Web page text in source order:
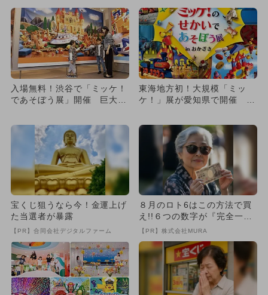
ド...
ーも
入場無料！渋谷で「ミッケ！
であそぼう展」開催 巨大写
東海地方初！大規模「ミッ
ケ！」展が愛知県で開催 ト
宝くじ狙うなら今！金運上げ
た当選者が暴露
【PR】合同会社デジタルファーム
８月のロト6はこの方法で買
え!!６つの数字が『完全一
致』する方法
【PR】株式会社MURA